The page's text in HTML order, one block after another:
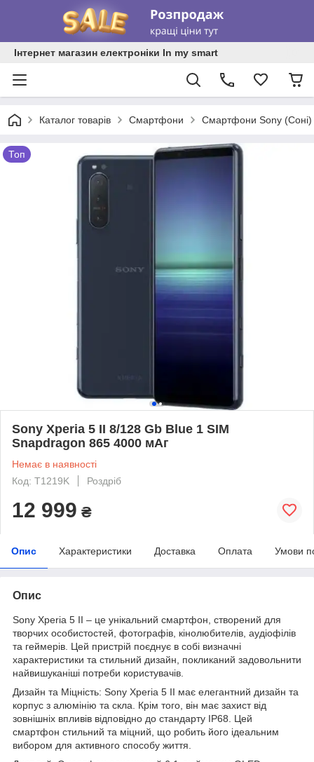
Інтернет магазин електроніки In my smart
Каталог товарів Смартфони Смартфони Sony (Соні)
Топ
Sony Xperia 5 II 8/128 Gb Blue 1 SIM
Snapdragon 865 4000 мАг
Немає в наявності
Код: T1219K
Роздріб
12 999 ₴
Опис Характеристики Доставка Оплата Умови
Опис
Sony Xperia 5 II – це унікальний смартфон, створений для
творчих особистостей, фотографів, кінолюбителів, аудіофілів
та геймерів. Цей пристрій поєднує в собі визначні
характеристики та стильний дизайн, покликаний задовольнити
найвишуканіші потреби користувачів.
Дизайн та Міцність: Sony Xperia 5 II має елегантний дизайн та
корпус з алюмінію та скла. Крім того, він має захист від
зовнішніх впливів відповідно до стандарту IP68. Цей
смартфон стильний та міцний, що робить його ідеальним
вибором для активного способу життя.